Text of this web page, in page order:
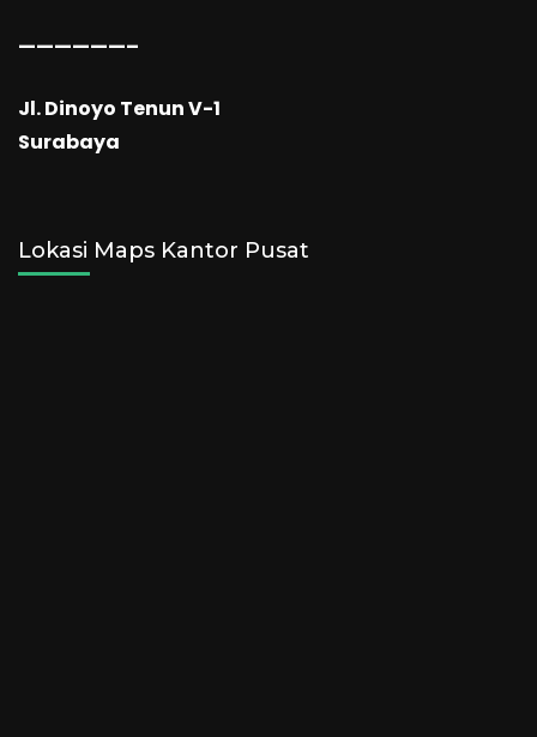
——————–
Jl. Dinoyo Tenun V-1
Surabaya
Lokasi Maps Kantor Pusat